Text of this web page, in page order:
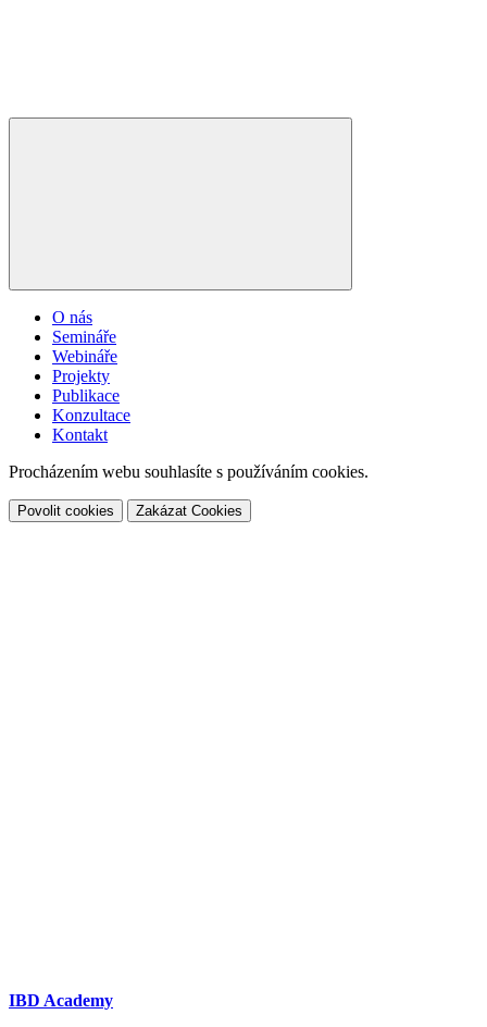
O nás
Semináře
Webináře
Projekty
Publikace
Konzultace
Kontakt
Procházením webu souhlasíte s používáním cookies.
Povolit cookies Zakázat Cookies
IBD Academy